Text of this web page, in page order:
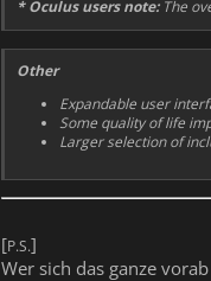
* Oculus users note:The
Other
Expandable user
Some quality of life
Larger selection of
[P.S.]
Wer sich das ganze